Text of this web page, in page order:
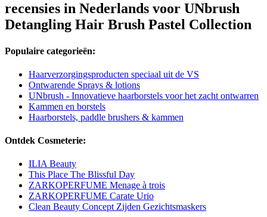
recensies in Nederlands voor UNbrush
Detangling Hair Brush Pastel Collection
Populaire categorieën:
Haarverzorgingsproducten speciaal uit de VS
Ontwarende Sprays & lotions
UNbrush - Innovatieve haarborstels voor het zacht ontwarren
Kammen en borstels
Haarborstels, paddle brushers & kammen
Ontdek Cosmeterie:
ILIA Beauty
This Place The Blissful Day
ZARKOPERFUME Menage à trois
ZARKOPERFUME Carate Urio
Clean Beauty Concept Zijden Gezichtsmaskers